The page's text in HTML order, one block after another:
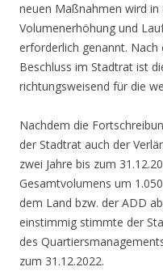
neuen Maßnahmen wird
Volumenerhöhung und
erforderlich genannt.
Beschluss im Stadtrat ist
richtungsweisend für die
Nachdem die
der Stadtrat auch der
zwei Jahre bis zum
Gesamtvolumens um
dem Land bzw. der ADD
einstimmig stimmte der
des
zum 31.12.2022.